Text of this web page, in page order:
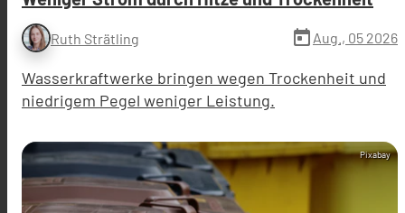
Ruth Strätling today Aug., 05 2026
Wasserkraftwerke bringen wegen Trockenheit und
niedrigem Pegel weniger Leistung.
Pixabay